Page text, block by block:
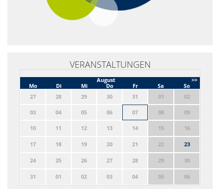
VERANSTALTUNGEN
>>
August
Mo
Di Mi Do Fr Sa
So
27
28 29 30 31 01 02
03 04 05 06 07 08 09
10 11 12 13 14 15 16
17 18 19 20 21 22 23
24 25 26 27 28 29 30
31 01 02 03 04 05 06